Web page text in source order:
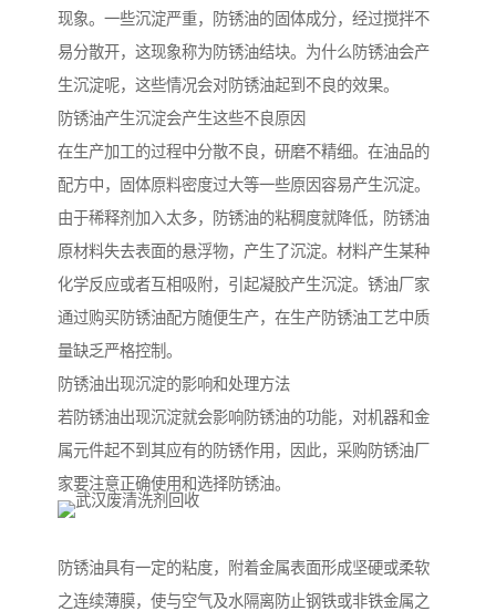
现象。一些沉淀严重，防锈油的固体成分，经过搅拌不
易分散开，这现象称为防锈油结块。为什么防锈油会产
生沉淀呢，这些情况会对防锈油起到不良的效果。
防锈油产生沉淀会产生这些不良原因
在生产加工的过程中分散不良，研磨不精细。在油品的
配方中，固体原料密度过大等一些原因容易产生沉淀。
由于稀释剂加入太多，防锈油的粘稠度就降低，防锈油
原材料失去表面的悬浮物，产生了沉淀。材料产生某种
化学反应或者互相吸附，引起凝胶产生沉淀。锈油厂家
通过购买防锈油配方随便生产，在生产防锈油工艺中质
量缺乏严格控制。
防锈油出现沉淀的影响和处理方法
若防锈油出现沉淀就会影响防锈油的功能，对机器和金
属元件起不到其应有的防锈作用，因此，采购防锈油厂
家要注意正确使用和选择防锈油。
防锈油具有一定的粘度，附着金属表面形成坚硬或柔软
之连续薄膜，使与空气及水隔离防止钢铁或非铁金属之